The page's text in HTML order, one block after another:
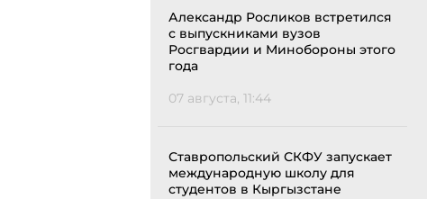
Александр Росликов встретился
с выпускниками вузов
Росгвардии и Минобороны этого
года
07 августа, 11:44
Ставропольский СКФУ запускает
международную школу для
студентов в Кыргызстане